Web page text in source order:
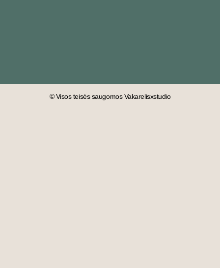
© Visos teisės saugomos Vakarelisxstudio